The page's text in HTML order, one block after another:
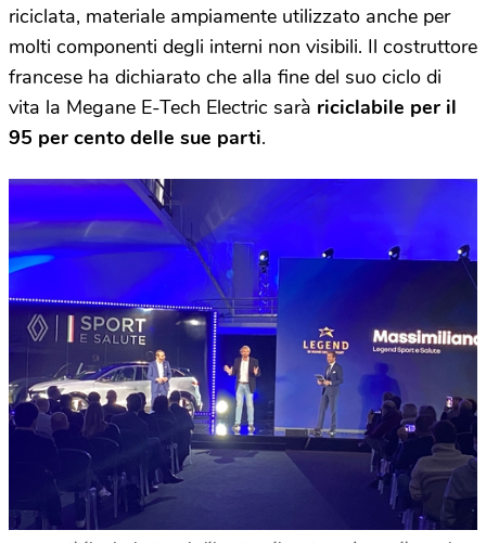
riciclata, materiale ampiamente utilizzato anche per
molti componenti degli interni non visibili. Il costruttore
francese ha dichiarato che alla fine del suo ciclo di
vita la Megane E-Tech Electric sarà riciclabile per il
95 per cento delle sue parti.